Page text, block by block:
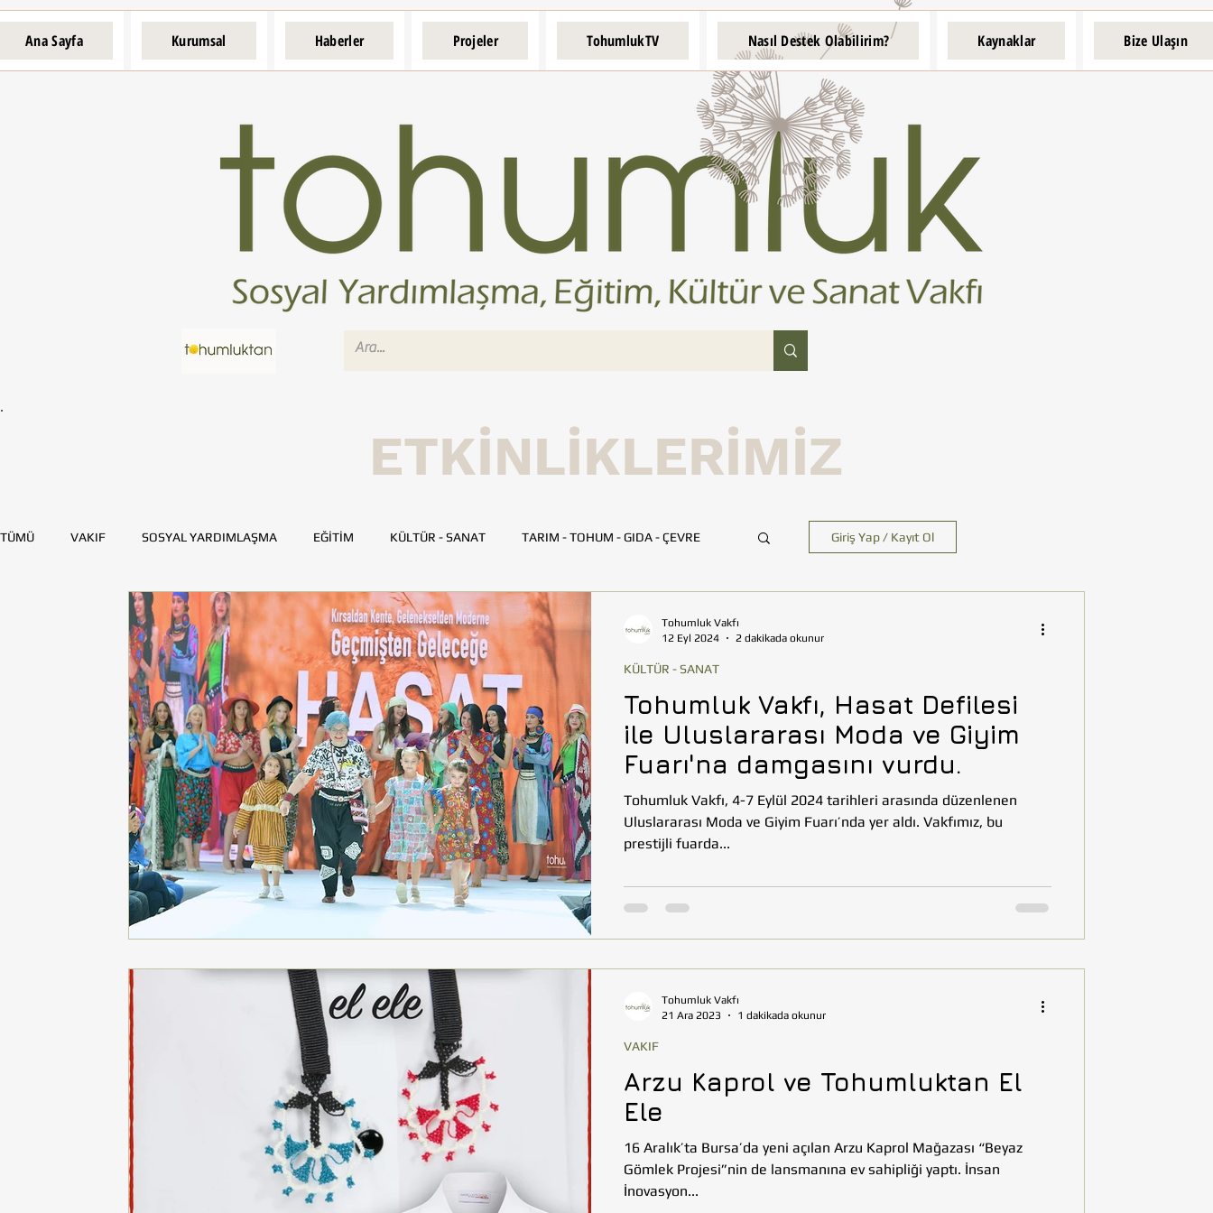
Ana Sayfa Kurumsal Haberler Projeler TohumlukTV Nasıl Destek Olabilirim? Kaynaklar Bize Ulaşın
ETKİNLİKLERİMİZ
TÜMÜ VAKIF SOSYAL YARDIMLAŞMA EĞİTİM KÜLTÜR - SANAT TARIM - TOHUM - GIDA - ÇEVRE
SAĞLIK KAYNAK GELİŞTİRME GENÇ TOHUMLUK İLETİŞİM
DENİZLİ DİYARBAKIR ESKİŞEHİR HATAY İSTANBUL
TOHUMLUKTAN TOHUMLUK YAZARLARI BİLİM VE TEKNOLOJİ GEZİ
Giriş Yap / Kayıt Ol
Tohumluk Vakfı, Hasat Defilesi
ile Uluslararası Moda ve Giyim
Fuarı'na damgasını vurdu.
Tohumluk Vakfı, 4-7 Eylül 2024 tarihleri arasında düzenlenen
Uluslararası Moda ve Giyim Fuarı’nda yer aldı. Vakfımız, bu
prestijli fuarda...
KÜLTÜR - SANAT
Tohumluk Vakfı
12 Eyl 2024
2 dakikada okunur
Arzu Kaprol ve Tohumluktan El
Ele
16 Aralık’ta Bursa’da yeni açılan Arzu Kaprol Mağazası “Beyaz
Gömlek Projesi”nin de lansmanına ev sahipliği yaptı. İnsan
İnovasyon...
VAKIF
Tohumluk Vakfı
21 Ara 2023
1 dakikada okunur